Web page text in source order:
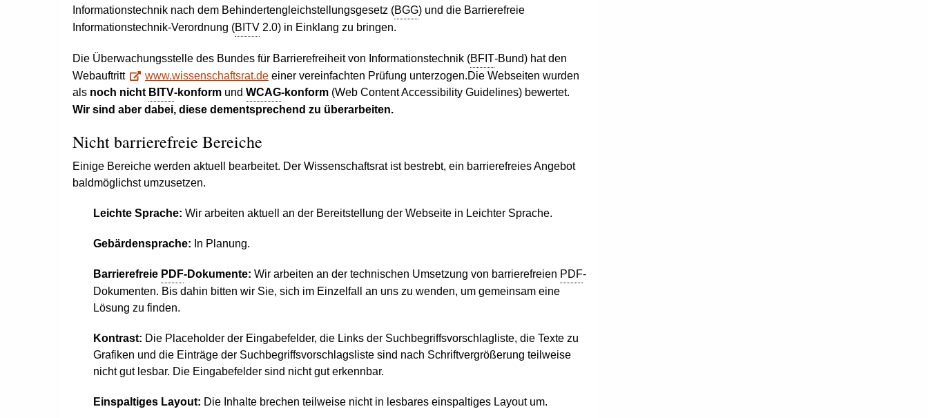
Informationstechnik nach dem Behindertengleichstellungsgesetz (BGG) und die Barrierefreie
Informationstechnik-Verordnung (BITV 2.0) in Einklang zu bringen.
Die Überwachungsstelle des Bundes für Barrierefreiheit von Informationstechnik (BFIT-Bund) hat den
Webauftritt
www.wissenschaftsrat.de einer vereinfachten Prüfung unterzogen.Die Webseiten wurden
als noch nicht BITV-konform und WCAG-konform (Web Content Accessibility Guidelines) bewertet.
Wir sind aber dabei, diese dementsprechend zu überarbeiten.
Nicht barrierefreie Bereiche
Einige Bereiche werden aktuell bearbeitet. Der Wissenschaftsrat ist bestrebt, ein barrierefreies Angebot
baldmöglichst umzusetzen.
Leichte Sprache: Wir arbeiten aktuell an der Bereitstellung der Webseite in Leichter Sprache.
Gebärdensprache: In Planung.
Barrierefreie PDF-Dokumente: Wir arbeiten an der technischen Umsetzung von barrierefreien PDF-
Dokumenten. Bis dahin bitten wir Sie, sich im Einzelfall an uns zu wenden, um gemeinsam eine
Lösung zu finden.
Kontrast: Die Placeholder der Eingabefelder, die Links der Suchbegriffsvorschlagliste, die Texte zu
Grafiken und die Einträge der Suchbegriffsvorschlagsliste sind nach Schriftvergrößerung teilweise
nicht gut lesbar. Die Eingabefelder sind nicht gut erkennbar.
Einspaltiges Layout: Die Inhalte brechen teilweise nicht in lesbares einspaltiges Layoutum.